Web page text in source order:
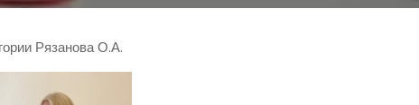
Рязанова О.А.